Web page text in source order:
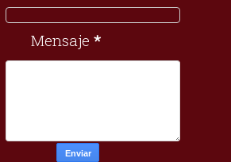
Mensaje *